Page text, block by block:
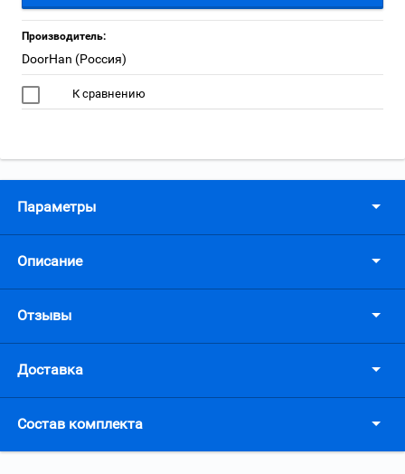
Производитель:
DoorHan (Россия)
К сравнению
Параметры
Описание
Отзывы
Доставка
Состав комплекта